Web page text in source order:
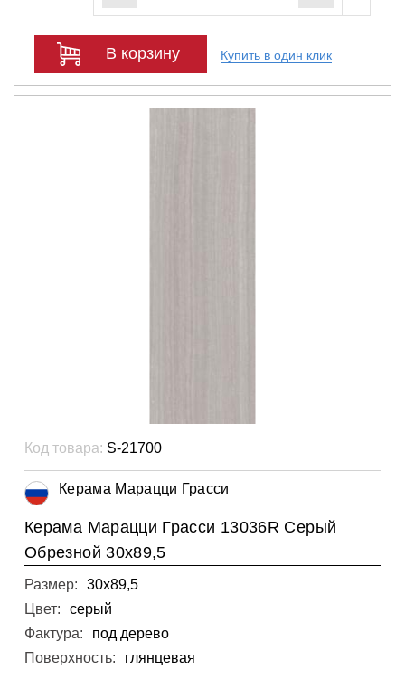
В корзину Купить в один клик
Код товара: S-21700
Керама Марацци Грасси
Керама Марацци Грасси 13036R Серый
Обрезной 30х89,5
Размер:
30х89,5
Цвет:
серый
Фактура:
под дерево
Поверхность:
глянцевая